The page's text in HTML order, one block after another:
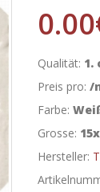
0.00
Qualität: 1.
Preis pro: /
Farbe:
Grosse:
Hersteller: